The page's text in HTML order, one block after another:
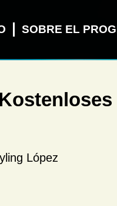
SOBRE EL
López